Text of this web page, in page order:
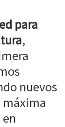
para
,
nuevos
máxima